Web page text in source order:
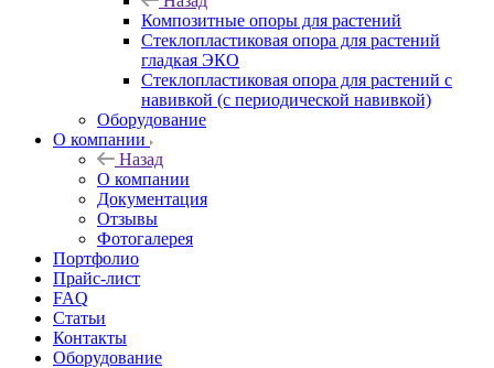
Композитные опоры для растений
Стеклопластиковая опора для растений
гладкая ЭКО
Стеклопластиковая опора для растений с
навивкой (с периодической навивкой)
Оборудование
О компании
Назад
О компании
Документация
Отзывы
Фотогалерея
Портфолио
Прайс-лист
FAQ
Статьи
Контакты
Оборудование